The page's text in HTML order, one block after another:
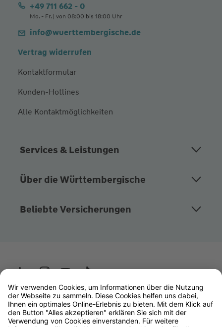
+49 711 662 - 0
Mo. - Fr. | von 08:00 bis 18:00 Uhr
info@wuerttembergische.de
Vertrag widerrufen
Kontaktformular
Kunden-Hotlines
Alle Kontaktmöglichkeiten
Services & Leistungen
Über die Württembergische
Beliebte Versicherungen
Wüstenrot
W&W Gruppe
OLB Bank